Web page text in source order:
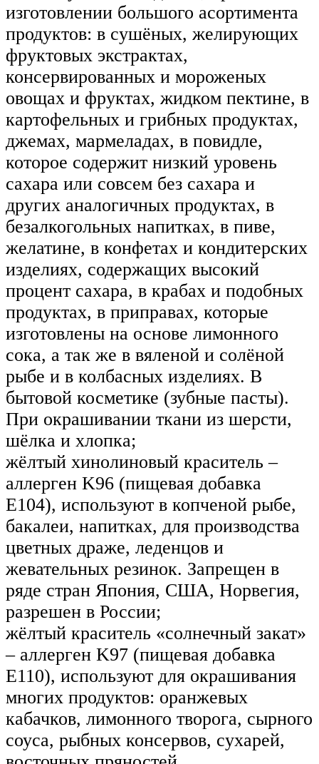
изготовлении большого асортимента
продуктов: в сушёных, желирующих
фруктовых экстрактах,
консервированных и мороженых
овощах и фруктах, жидком пектине, в
картофельных и грибных продуктах,
джемах, мармеладах, в повидле,
которое содержит низкий уровень
сахара или совсем без сахара и
других аналогичных продуктах, в
безалкогольных напитках, в пиве,
желатине, в конфетах и кондитерских
изделиях, содержащих высокий
процент сахара, в крабах и подобных
продуктах, в приправах, которые
изготовлены на основе лимонного
сока, а так же в вяленой и солёной
рыбе и в колбасных изделиях. В
бытовой косметике (зубные пасты).
При окрашивании ткани из шерсти,
шёлка и хлопка;
жёлтый хинолиновый краситель –
аллерген K96 (пищевая добавка
Е104), используют в копченой рыбе,
бакалеи, напитках, для производства
цветных драже, леденцов и
жевательных резинок. Запрещен в
ряде стран Япония, США, Норвегия,
разрешен в России;
жёлтый краситель «солнечный закат»
– аллерген K97 (пищевая добавка
Е110), используют для окрашивания
многих продуктов: оранжевых
кабачков, лимонного творога, сырного
соуса, рыбных консервов, сухарей,